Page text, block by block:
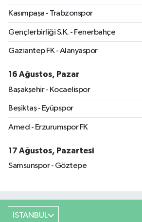
Kasımpaşa - Trabzonspor
Gençlerbirliği S.K. - Fenerbahçe
Gaziantep FK - Alanyaspor
16 Ağustos, Pazar
Başakşehir - Kocaelispor
Beşiktaş - Eyüpspor
Amed - Erzurumspor FK
17 Ağustos, Pazartesi
Samsunspor - Göztepe
İSTANBUL